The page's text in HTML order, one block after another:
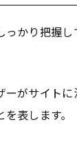
っかり把握し
ーがサイト
表します。